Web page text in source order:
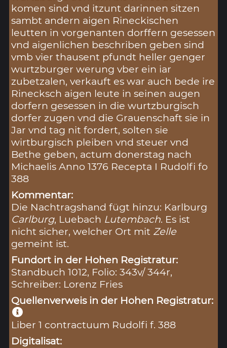
komen sind vnd itzunt darinnen sitzen
sambt andern aigen Rineckischen
leutten in vorgenanten dorffern gesessen
vnd aigenlichen beschriben geben sind
vmb vier thausent pfundt heller genger
wurtzburger werung vber ein iar
zubetzalen, verkauft es war auch bede ire
Rinecksch aigen leute in seinen augen
dorfern gesessen in die wurtzburgisch
dorfer zugen vnd die Grauenschaft sie in
Jar vnd tag nit fordert, solten sie
wirtburgisch pleiben vnd steuer vnd
Bethe geben, actum donerstag nach
Michaelis Anno 1376 Recepta I Rudolfi fo
388
Kommentar:
Die Nachtragshand fügt hinzu: Karlburg
Carlburg, Luebach Lutembach. Es ist
nicht sicher, welcher Ort mit Zelle
gemeint ist.
Fundort in der Hohen Registratur:
Standbuch 1012, Folio: 343v/ 344r,
Schreiber: Lorenz Fries
Quellenverweis in der Hohen Registratur:
Liber 1 contractuum Rudolfi f. 388
Digitalisat: